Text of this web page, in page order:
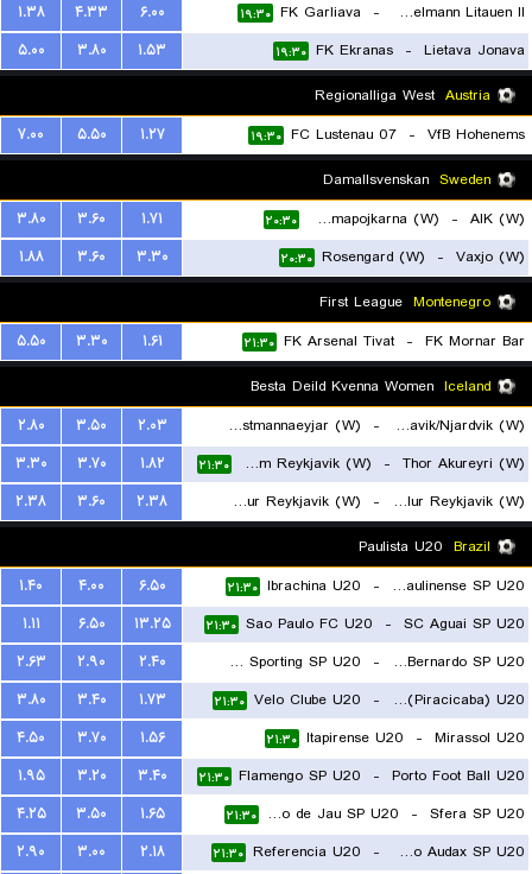
Hegelmann Litauen II
-
FK Garliava ۱۹:۳۰ ۶.۰۰ ۴.۳۳
۱.۳۸
Lietava Jonava
-
FK Ekranas ۱۹:۳۰ ۱.۵۳ ۳.۸۰
۵.۰۰
Austria
VfB Hohenems
-
FC Lustenau 07 ۱۹:۳۰ ۱.۲۷ ۵.۵۰
۷.۰۰
Sweden
AIK (W)
-
Brommapojkarna (W) ۲۰:۳۰ ۱.۷۱ ۳.۶۰
۳.۸۰
Vaxjo (W)
-
Rosengard (W) ۲۰:۳۰ ۳.۳۰ ۳.۶۰
۱.۸۸
Montenegro
FK Mornar Bar
-
FK Arsenal Tivat ۲۱:۳۰ ۱.۶۱ ۳.۳۰
۵.۵۰
Iceland
Grindavik/Njardvik (W)
-
IBV Vestmannaeyjar (W)
۲۱:۳۰
۲.۰۳ ۳.۵۰
۲.۸۰
Thor Akureyri (W)
-
Fram Reykjavik (W) ۲۱:۳۰ ۱.۸۲ ۳.۷۰
۳.۳۰
Valur Reykjavik (W)
-
Vikingur Reykjavik (W)
۲۲:۴۵
۲.۳۸ ۳.۶۰
۲.۳۸
Brazil
SC Paulinense SP U20
-
Ibrachina U20 ۲۱:۳۰ ۶.۵۰ ۴.۰۰
۱.۴۰
SC Aguai SP U20
-
Sao Paulo FC U20 ۲۱:۳۰ ۱۳.۲۵ ۶.۵۰
۱.۱۱
Sao Bernardo SP U20
-
Osasco Sporting SP U20
۲۱:۳۰
۲.۴۰ ۲.۹۰
۲.۶۳
XV de Novembro (Piracicaba) U20
-
Velo Clube U20 ۲۱:۳۰ ۱.۷۳ ۳.۴۰
۳.۸۰
Mirassol U20
-
Itapirense U20 ۲۱:۳۰ ۱.۵۶ ۳.۷۰
۴.۵۰
Porto Foot Ball U20
-
Flamengo SP U20 ۲۱:۳۰ ۳.۴۰ ۳.۲۰
۱.۹۵
Sfera SP U20
-
EC XV de Novembro de Jau SP U20 ۲۱:۳۰ ۱.۶۵ ۳.۵۰
۴.۲۵
Gremio Osasco Audax SP U20
-
Referencia U20 ۲۱:۳۰ ۲.۱۸ ۳.۰۰
۲.۹۰